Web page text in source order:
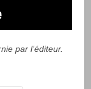
par l’éditeur.